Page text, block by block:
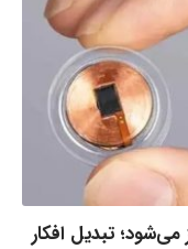
می‌شود؛ تبدیل افکار